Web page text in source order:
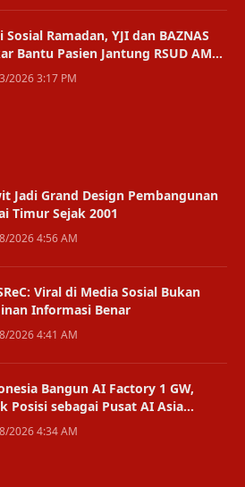
Sosial Ramadan, YJI dan BAZNAS
Bantu Pasien Jantung RSUD AM
2026 3:17 PM
Jadi Grand Design Pembangunan
Timur Sejak 2001
2026 4:56 AM
Viral di Media Sosial Bukan
Informasi Benar
2026 4:41 AM
Bangun AI Factory 1 GW,
Posisi sebagai Pusat AI Asia
2026 4:34 AM